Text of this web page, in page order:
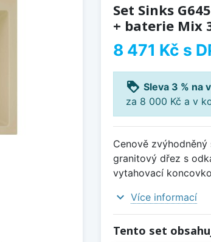
Set Sinks
+ baterie Mix
8 471 Kč s
loyalty Sleva 3 % na
za 8 000 Kč a v
Cenově
granitový dřez s
vytahovací
expand_more Více informací
Tento set